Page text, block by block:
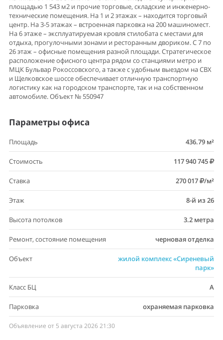
площадью 1 543 м2 и прочие торговые, складские и инженерно-
технические помещения. На 1 и 2 этажах – находится торговый
центр. На 3-5 этажах – встроенная парковка на 200 машиномест.
На 6 этаже – эксплуатируемая кровля стилобата с местами для
отдыха, прогулочными зонами и ресторанным двориком. С 7 по
26 этаж – офисные помещения разной площади. Стратегическое
расположение офисного центра рядом со станциями метро и
МЦК Бульвар Рокоссовского, а также с удобным выездом на СВХ
и Щелковское шоссе обеспечивает отличную транспортную
логистику как на городском транспорте, так и на собственном
автомобиле. Объект № 550947
Параметры офиса
Площадь 436.79 м²
Стоимость 117 940 745
Ставка 270 017 /м²
Этаж 8-й из 26
Высота потолков 3.2 метра
Ремонт, состояние помещения черновая отделка
Объект
жилой комплекс «Сиреневый
парк»
Класс БЦ A
Парковка охраняемая парковка
Объявление от 5 августа 2026 21:30